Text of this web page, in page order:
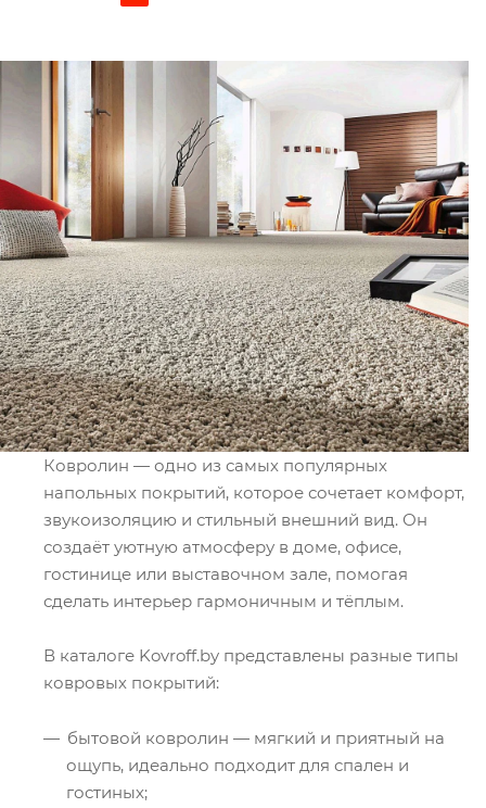
Ковролин — одно из самых популярных
напольных покрытий, которое сочетает комфорт,
звукоизоляцию и стильный внешний вид. Он
создаёт уютную атмосферу в доме, офисе,
гостинице или выставочном зале, помогая
сделать интерьер гармоничным и тёплым.
В каталоге Kovroff.by представлены разные типы
ковровых покрытий:
бытовой ковролин — мягкий и приятный на
ощупь, идеально подходит для спален и
гостиных;